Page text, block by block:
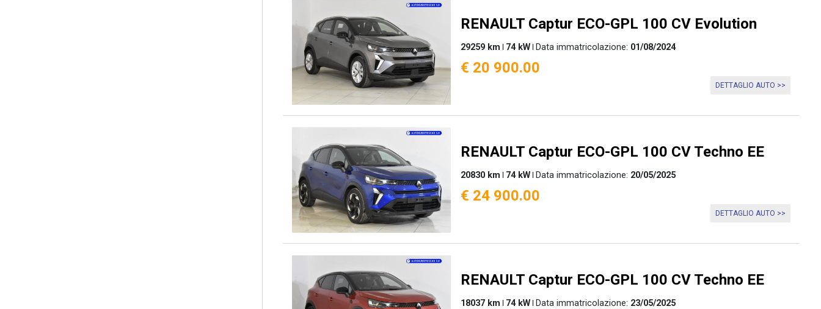
RENAULT Captur ECO-GPL 100 CV Evolution
29259 km 74 kW Data immatricolazione: 01/08/2024
€ 20 900.00
DETTAGLIO AUTO >>
RENAULT Captur ECO-GPL 100 CV Techno EE
20830 km 74 kW Data immatricolazione: 20/05/2025
€ 24 900.00
DETTAGLIO AUTO >>
RENAULT Captur ECO-GPL 100 CV Techno EE
18037 km 74 kW Data immatricolazione: 23/05/2025